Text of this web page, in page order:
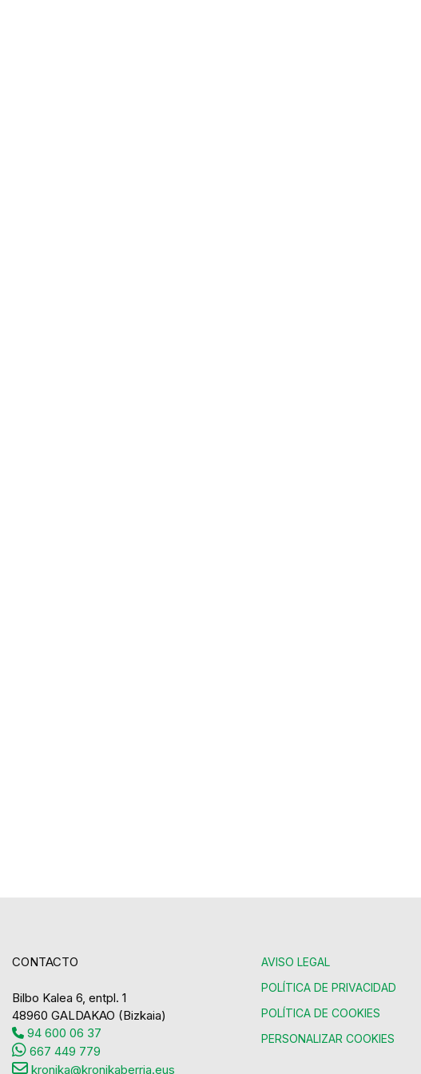
CONTACTO
Bilbo Kalea 6, entpl. 1
48960 GALDAKAO (Bizkaia)
94 600 06 37
667 449 779
kronika@kronikaberria.eus
AVISO LEGAL
POLÍTICA DE PRIVACIDAD
POLÍTICA DE COOKIES
PERSONALIZAR COOKIES